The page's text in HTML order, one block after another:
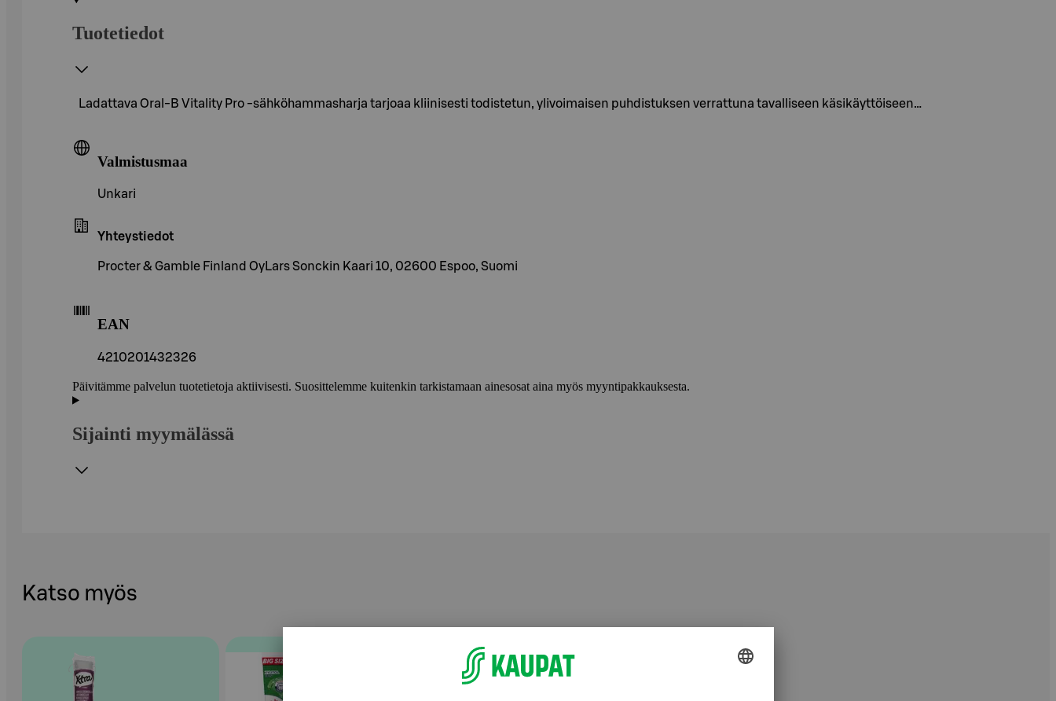
Tuotetiedot
Ladattava Oral-B Vitality Pro -sähköhammasharja tarjoaa kliinisesti todistetun, ylivoimaisen puhdistuksen verrattuna tavalliseen käsikäyttöiseen…
Valmistusmaa
Unkari
Yhteystiedot
Procter & Gamble Finland OyLars Sonckin Kaari 10, 02600 Espoo, Suomi
EAN
4210201432326
Päivitämme palvelun tuotetietoja aktiivisesti. Suosittelemme kuitenkin tarkistamaan ainesosat aina myös myyntipakkauksesta.
Sijainti myymälässä
Katso myös